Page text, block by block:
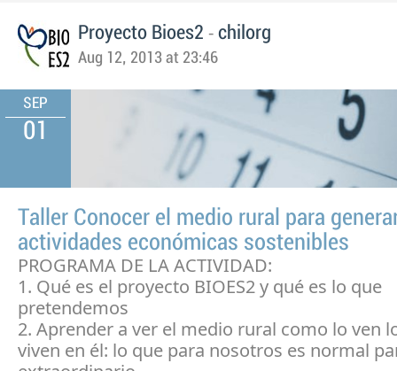
Proyecto Bioes2 - chilorg
Aug 12, 2013 at 23:46
SEP
01
Taller Conocer el medio rural para
actividades económicas sostenibles
PROGRAMA DE LA ACTIVIDAD:
1. Qué es el proyecto BIOES2 y qué es lo que
pretendemos
2. Aprender a ver el medio rural como lo ven
viven en él: lo que para nosotros es normal